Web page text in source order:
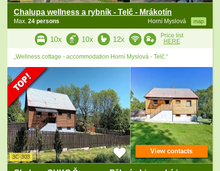
Chalupa wellness a rybník - Telč - Mrákotín
Horní Myslová map
Max. 24 persons
10x 10x 12x
Price list
HERE
„Wellness cottage - accommodation Horní Myslová - Telč.“
3C-303
View contacts